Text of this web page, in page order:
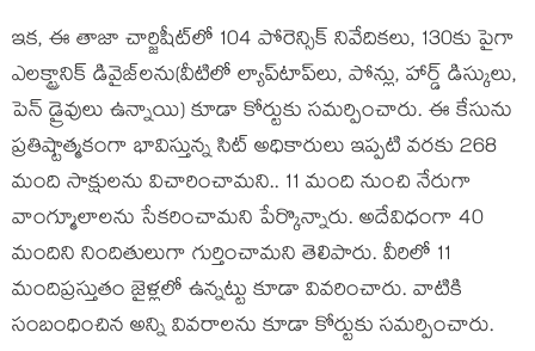
ఇక‌, ఈ తాజా చార్జిషీట్‌లో 104 పోరెన్సిక్ నివేదిక‌లు, 130కు పైగా
ఎల‌క్ట్రానిక్ డివైజ్‌ల‌ను(వీటిలో ల్యాప్‌టాప్‌లు, పోన్లు, హార్డ్ డిస్కులు,
పెన్ డ్రైవులు ఉన్నాయి) కూడా కోర్టుకు స‌మ‌ర్పించారు. ఈ కేసును
ప్ర‌తిష్టాత్మ‌కంగా భావిస్తున్న సిట్ అధికారులు ఇప్ప‌టి వ‌ర‌కు 268
మంది సాక్షుల‌ను విచారించామ‌ని.. 11 మంది నుంచి నేరుగా
వాంగ్మూలాల‌ను సేక‌రించామ‌ని పేర్కొన్నారు. అదేవిధంగా 40
మందిని నిందితులుగా గుర్తించామ‌ని తెలిపారు. వీరిలో 11
మందిప్ర‌స్తుతం జైళ్ల‌లో ఉన్న‌ట్టు కూడా వివ‌రించారు. వాటికి
సంబంధించిన అన్ని వివ‌రాల‌ను కూడా కోర్టుకు స‌మ‌ర్పించారు.